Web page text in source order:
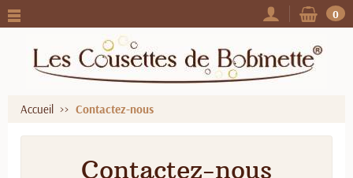
0
Accueil Contactez-nous
Contactez-nous